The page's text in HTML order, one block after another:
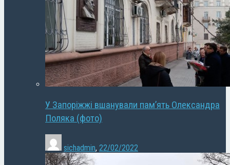
У Запоріжжі вшанували пам’ять Олександра
Поляка (фото)
sichadmin, 22/02/2022